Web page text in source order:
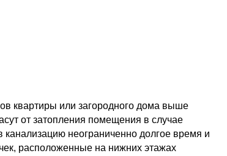
квартиры или загородного дома выше
от затопления помещения в случае
неограниченно долгое время и
расположенные на нижних этажах